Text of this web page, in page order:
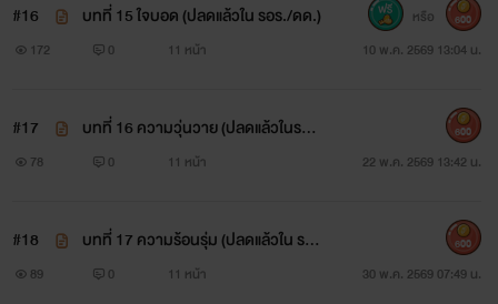
#16 บทที่ 15 ใจบอด (ปลดแล้วใน รอร./ดด.)
172 0 11 หน้า 10 พ.ค. 2569 13:04 น.
หรือ 600
#17
บทที่ 16 ความวุ่นวาย (ปลดแล้วในรอ
ร./ดด.)
78 0 11 หน้า 22 พ.ค. 2569 13:42 น.
600
#18
บทที่ 17 ความร้อนรุ่ม (ปลดแล้วใน รอ
ร./ดด.)
89 0 11 หน้า 30 พ.ค. 2569 07:49 น.
600